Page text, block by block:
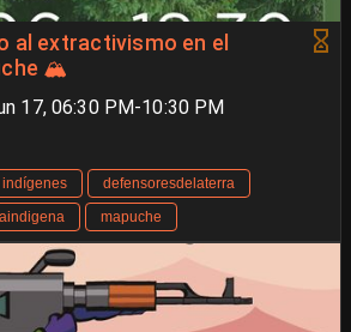
al extractivismo en el
🏔️
17, 06:30 PM-10:30 PM
indígenes
defensoresdelaterra
mapuche